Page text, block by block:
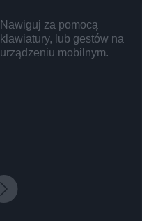
Nawiguj za pomocą
klawiatury, lub gestów na
urządzeniu mobilnym.